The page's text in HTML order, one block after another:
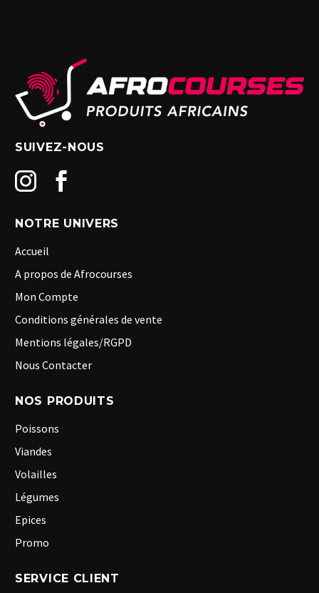
SUIVEZ-NOUS
NOTRE UNIVERS
Accueil
A propos de Afrocourses
Mon Compte
Conditions générales de vente
Mentions légales/RGPD
Nous Contacter
NOS PRODUITS
Poissons
Viandes
Volailles
Légumes
Epices
Promo
SERVICE CLIENT